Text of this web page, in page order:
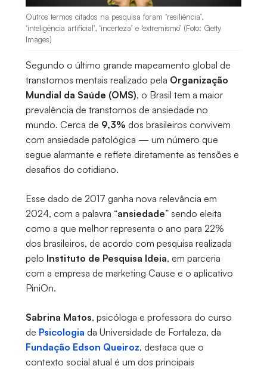
Outros termos citados na pesquisa foram ‘resiliência’,
‘inteligência artificial’, ‘incerteza’ e ‘extremismo’ (Foto: Getty
Images)
Segundo o último grande mapeamento global de
transtornos mentais realizado pela Organização
Mundial da Saúde (OMS), o Brasil tem a maior
prevalência de transtornos de ansiedade no
mundo. Cerca de 9,3% dos brasileiros convivem
com ansiedade patológica — um número que
segue alarmante e reflete diretamente as tensões e
desafios do cotidiano.
Esse dado de 2017 ganha nova relevância em
2024, com a palavra “ansiedade” sendo eleita
como a que melhor representa o ano para 22%
dos brasileiros, de acordo com pesquisa realizada
pelo Instituto de Pesquisa Ideia, em parceria
com a empresa de marketing Cause e o aplicativo
PiniOn.
Sabrina Matos, psicóloga e professora do curso
de Psicologia da Universidade de Fortaleza, da
Fundação Edson Queiroz, destaca que o
contexto social atual é um dos principais